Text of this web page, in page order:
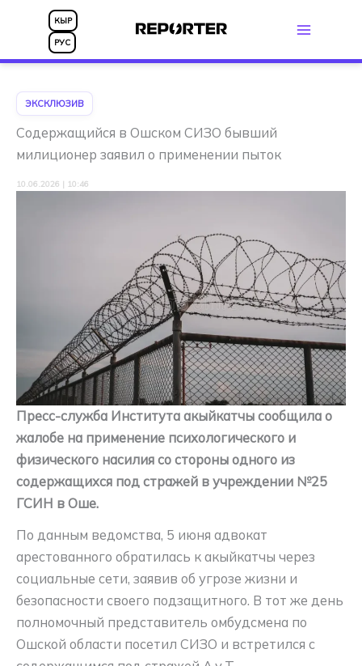
Перейти
содержимому
КЫР
РУС
ЭКСКЛЮЗИВ
Содержащийся в Ошском СИЗО бывший
милиционер заявил о применении пыток
10.06.2026 | 10:46
Пресс-служба Института акыйкатчы сообщила о
жалобе на применение психологического и
физического насилия со стороны одного из
содержащихся под стражей в учреждении №25
ГСИН в Оше.
По данным ведомства, 5 июня адвокат
арестованного обратилась к акыйкатчы через
социальные сети, заявив об угрозе жизни и
безопасности своего подзащитного. В тот же день
полномочный представитель омбудсмена по
Ошской области посетил СИЗО и встретился с